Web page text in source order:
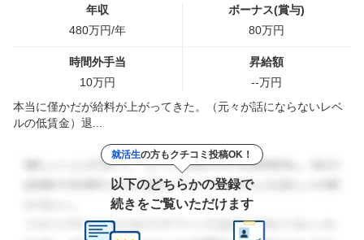
年収
480万円/年
ボーナス(賞与)
80万円
時間外手当
10万円
昇給額
--万円
本当に僅かだが給料が上がってきた。（元々が話にならないレベ
ルの低賃金）退...
就活生の方もクチコミ投稿OK！
以下のどちらかの登録で
続きをご覧いただけます